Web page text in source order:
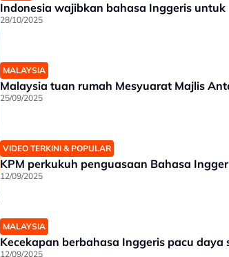
Indonesia wajibkan bahasa Inggeris
28/10/2025
MALAYSIA
Malaysia tuan rumah Mesyuarat Majlis
25/09/2025
VIDEO TERKINI & POPULAR
KPM perkukuh penguasaan Bahasa
12/09/2025
MALAYSIA
Kecekapan berbahasa Inggeris pacu
12/09/2025